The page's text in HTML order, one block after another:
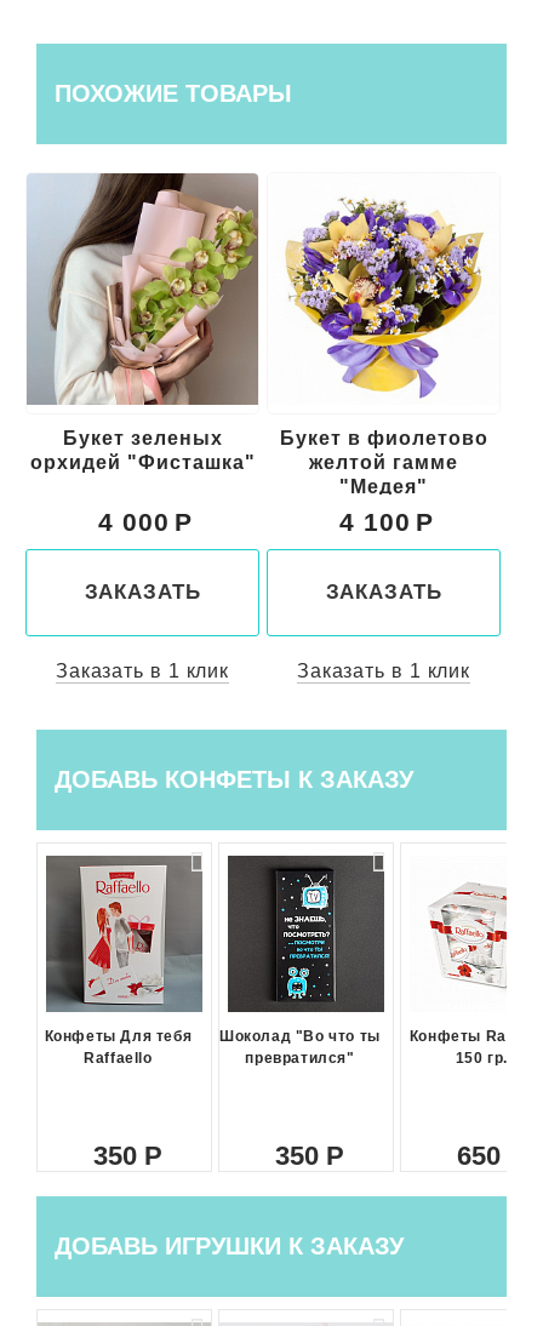
ПОХОЖИЕ ТОВАРЫ
Букет зеленых
орхидей "Фисташка"
4 000
ЗАКАЗАТЬ
Заказать в 1 клик
Букет в фиолетово
желтой гамме
"Медея"
4 100
ЗАКАЗАТЬ
Заказать в 1 клик
ДОБАВЬ КОНФЕТЫ К ЗАКАЗУ
Конфеты Для тебя
Raffaello
350
Шоколад "Во что ты
превратился"
350
Конфеты
150 гр.
650
ДОБАВЬ ИГРУШКИ К ЗАКАЗУ